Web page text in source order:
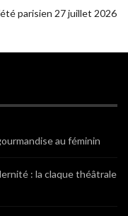
parisien 27 juillet 2026
au féminin
: la claque théâtrale